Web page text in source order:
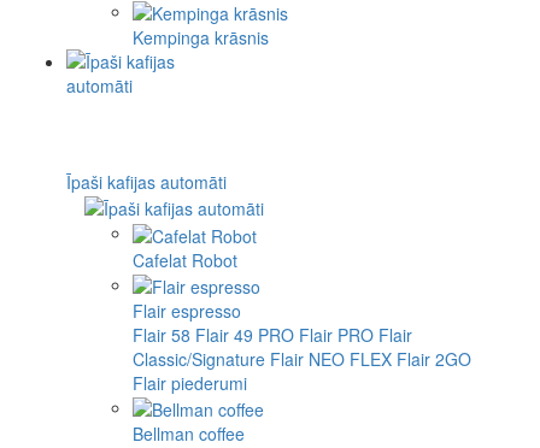
Kempinga krāsnis
Īpaši kafijas automāti
Cafelat Robot
Flair espresso
Flair 58 Flair 49 PRO Flair PRO Flair
Classic/Signature Flair NEO FLEX Flair 2GO
Flair piederumi
Bellman coffee